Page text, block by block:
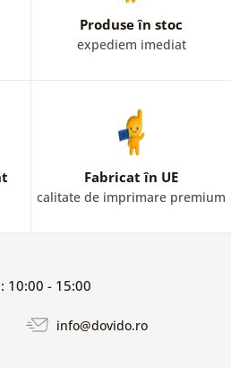
Produse în stoc
expediem imediat
Fabricat în UE
calitate de imprimare premium
10:00 - 15:00
info@dovido.ro